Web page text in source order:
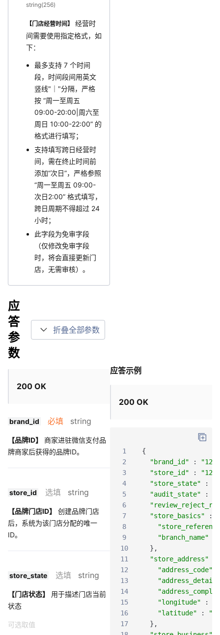
string(256)
【门店经营时间】
经营时
间需要使用指定格式，如
下：
最多支持 7 个时间
段，时间段间用英文
竖线"｜"分隔，严格
按 “周一至周五
09:00-20:00|周六至
周日 10:00-22:00” 的
格式进行填写；
支持填写跨日经营时
间，需在终止时间前
添加“次日”，严格参照
“周一至周五 09:00-
次日2:00” 格式填写，
跨日周期不得超过 24
小时；
此字段为免审字段
（仅修改免审字段
时，将会直接更新门
店，无需审核）。
应
答
参
数
折叠全部参数
200 OK
brand_id 必填 string
【品牌ID】
商家进驻微信支付品
牌商家后获得的品牌ID。
store_id 选填 string
【品牌门店ID】
创建品牌门店
后，系统为该门店分配的唯一
ID。
store_state 选填 string
【门店状态】
用于描述门店当前
状态
可选取值
应答示例
200 OK
1
{
2
"brand_id" :
3
"store_id" :
4
"store_state" :
5
"audit_state" :
6
7
"store_basics" :
8
9
"branch_name"
10
} ,
11
"store_address"
12
"address_code"
13
"address_detail"
14
15
"longitude" :
16
"latitude" :
17
} ,